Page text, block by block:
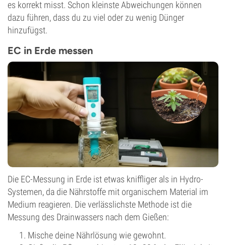
es korrekt misst. Schon kleinste Abweichungen können
dazu führen, dass du zu viel oder zu wenig Dünger
hinzufügst.
EC in Erde messen
Die EC-Messung in Erde ist etwas kniffliger als in Hydro-
Systemen, da die Nährstoffe mit organischem Material im
Medium reagieren. Die verlässlichste Methode ist die
Messung des Drainwassers nach dem Gießen:
Mische deine Nährlösung wie gewohnt.